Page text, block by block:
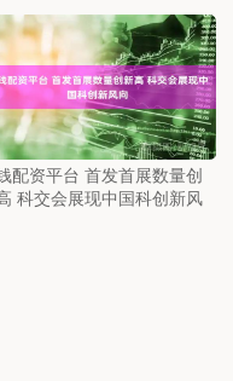
配资平台 首发首展数量创
科交会展现中国科创新风